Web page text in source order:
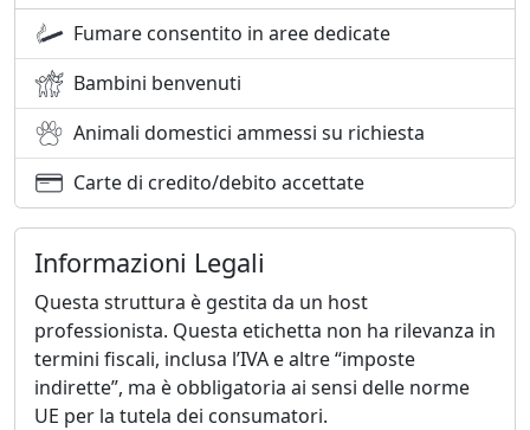
Fumare consentito in aree dedicate
Bambini benvenuti
Animali domestici ammessi su richiesta
Carte di credito/debito accettate
Informazioni Legali
Questa struttura è gestita da un host
professionista. Questa etichetta non ha rilevanza in
termini fiscali, inclusa l’IVA e altre “imposte
indirette”, ma è obbligatoria ai sensi delle norme
UE per la tutela dei consumatori.